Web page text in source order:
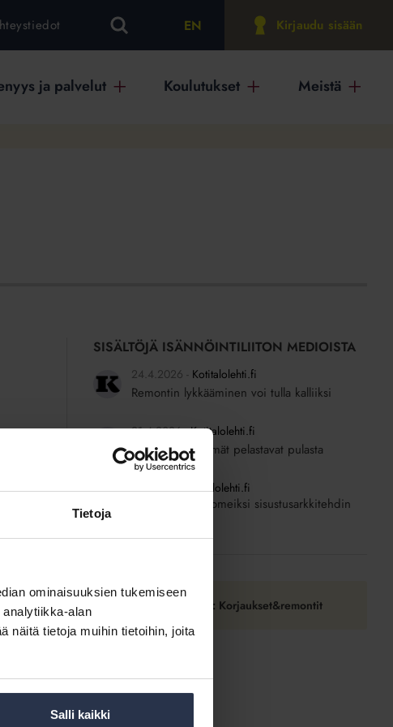
Tietoja
ominaisuuksien tukemiseen
alan
näitä tietoja muihin tietoihin, joita
Salli kaikki
EN Kirjaudu sisään
ja palvelut Koulutukset Meistä
SISÄLTÖJÄ ISÄNNÖINTILIITON MEDIOISTA
24.4.2026 Kotitalolehti.fi
Remontin lykkääminen voi tulla kalliiksi
21.4.2026 Kotitalolehti.fi
Eläkeläisten ryhmät pelastavat pulasta
5.3.2026 Kotitalolehti.fi
Raput kerralla komeiksi sisustusarkkitehdin
Tilaa RSS-syöte: Korjaukset&remontit